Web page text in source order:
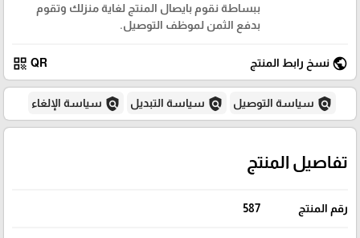
ببساطة نقوم بايصال المنتج لغاية منزلك وتقوم
بدفع الثمن لموظف التوصيل.
public نسخ رابط المنتج QR
qr_code
policy سياسة التوصيل policy سياسة التبديل policy سياسة الإلغاء
تفاصيل المنتج
رقم المنتج 587